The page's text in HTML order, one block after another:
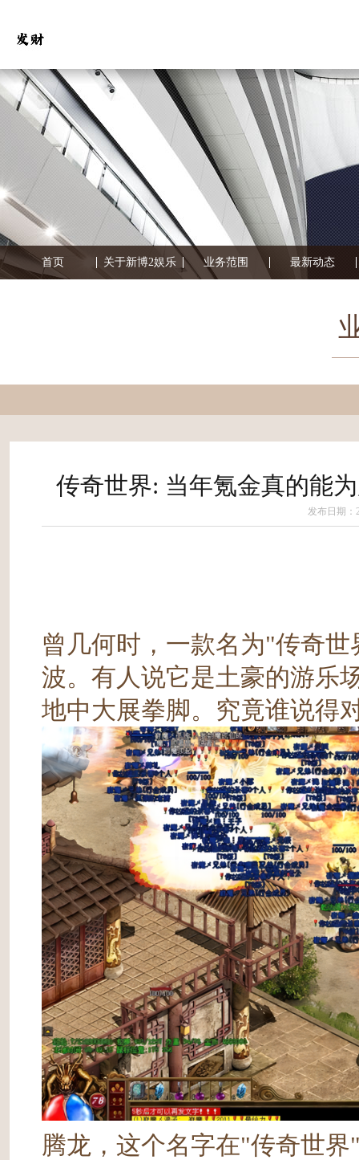
首页 关于新博2娱乐 业务范围 最新动态
传奇世界: 当年氪金真的能
发布日期：
曾几何时，一款名为"传奇
波。有人说它是土豪的游乐
地中大展拳脚。究竟谁说得
腾龙，这个名字在"传奇世